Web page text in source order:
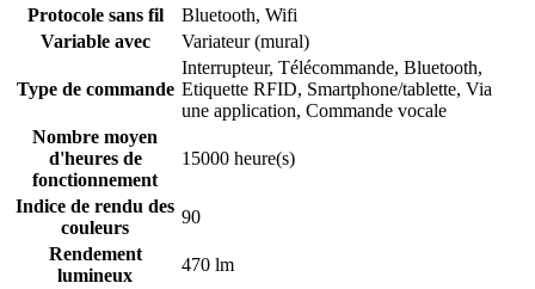
Protocole sans fil
Bluetooth, Wifi
Variable avec
Variateur (mural)
Type de commande
Interrupteur, Télécommande, Bluetooth,
Etiquette RFID, Smartphone/tablette, Via
une application, Commande vocale
Nombre moyen
d'heures de
fonctionnement
15000 heure(s)
Indice de rendu des
couleurs
90
Rendement
lumineux
470 lm